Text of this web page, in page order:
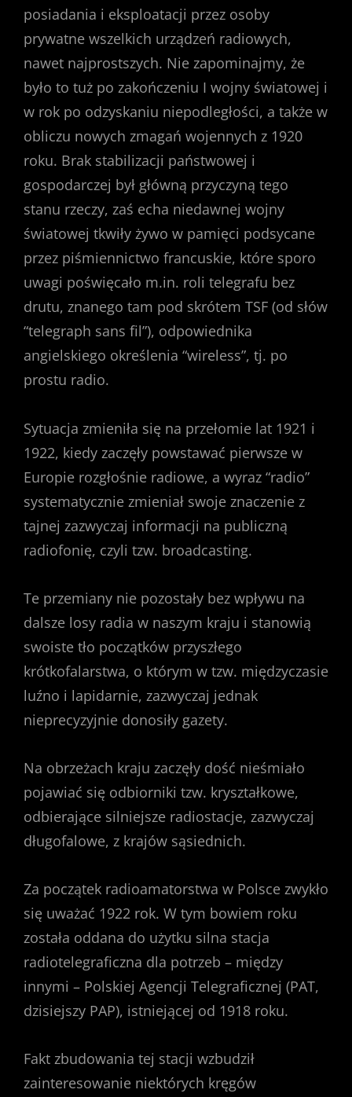
posiadania i eksploatacji przez osoby
prywatne wszelkich urządzeń radiowych,
nawet najprostszych. Nie zapominajmy, że
było to tuż po zakończeniu I wojny światowej i
w rok po odzyskaniu niepodległości, a także w
obliczu nowych zmagań wojennych z 1920
roku. Brak stabilizacji państwowej i
gospodarczej był główną przyczyną tego
stanu rzeczy, zaś echa niedawnej wojny
światowej tkwiły żywo w pamięci podsycane
przez piśmiennictwo francuskie, które sporo
uwagi poświęcało m.in. roli telegrafu bez
drutu, znanego tam pod skrótem TSF (od słów
“telegraph sans fil”), odpowiednika
angielskiego określenia “wireless”, tj. po
prostu radio.
Sytuacja zmieniła się na przełomie lat 1921 i
1922, kiedy zaczęły powstawać pierwsze w
Europie rozgłośnie radiowe, a wyraz “radio”
systematycznie zmieniał swoje znaczenie z
tajnej zazwyczaj informacji na publiczną
radiofonię, czyli tzw. broadcasting.
Te przemiany nie pozostały bez wpływu na
dalsze losy radia w naszym kraju i stanowią
swoiste tło początków przyszłego
krótkofalarstwa, o którym w tzw. międzyczasie
luźno i lapidarnie, zazwyczaj jednak
nieprecyzyjnie donosiły gazety.
Na obrzeżach kraju zaczęły dość nieśmiało
pojawiać się odbiorniki tzw. kryształkowe,
odbierające silniejsze radiostacje, zazwyczaj
długofalowe, z krajów sąsiednich.
Za początek radioamatorstwa w Polsce zwykło
się uważać 1922 rok. W tym bowiem roku
została oddana do użytku silna stacja
radiotelegraficzna dla potrzeb – między
innymi – Polskiej Agencji Telegraficznej (PAT,
dzisiejszy PAP), istniejącej od 1918 roku.
Fakt zbudowania tej stacji wzbudził
zainteresowanie niektórych kręgów